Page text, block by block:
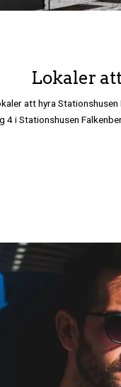
Lokaler
att hyra
4 i Stationshusen